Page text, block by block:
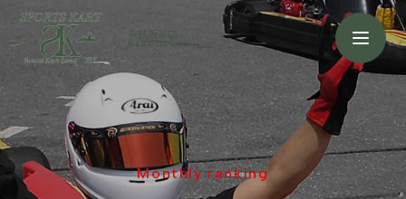
奈良阪奈店
NARA HANNA
Monthly ranking